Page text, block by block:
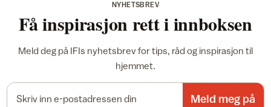
NYHETSBREV
Få inspirasjon rett i innboksen
Meld deg på IFIs nyhetsbrev for tips, råd og inspirasjon til
hjemmet.
Meld meg på